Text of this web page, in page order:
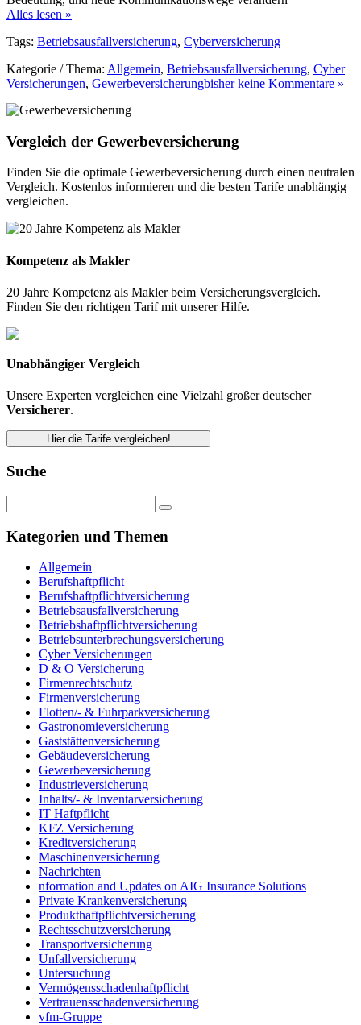
Alles lesen »
Tags: Betriebsausfallversicherung, Cyberversicherung
Kategorie / Thema: Allgemein, Betriebsausfallversicherung, Cyber
Versicherungen, Gewerbeversicherungbisher keine Kommentare »
Vergleich der Gewerbeversicherung
Finden Sie die optimale Gewerbeversicherung durch einen neutralen
Vergleich. Kostenlos informieren und die besten Tarife unabhängig
vergleichen.
Kompetenz als Makler
20 Jahre Kompetenz als Makler beim Versicherungsvergleich.
Finden Sie den richtigen Tarif mit unserer Hilfe.
Unabhängiger Vergleich
Unsere Experten vergleichen eine Vielzahl großer deutscher
Versicherer.
Hier die Tarife vergleichen!
Suche
Kategorien und Themen
Allgemein
Berufshaftpflicht
Berufshaftpflichtversicherung
Betriebsausfallversicherung
Betriebshaftpflichtversicherung
Betriebsunterbrechungsversicherung
Cyber Versicherungen
D & O Versicherung
Firmenrechtschutz
Firmenversicherung
Flotten/- & Fuhrparkversicherung
Gastronomieversicherung
Gaststättenversicherung
Gebäudeversicherung
Gewerbeversicherung
Industrieversicherung
Inhalts/- & Inventarversicherung
IT Haftpflicht
KFZ Versicherung
Kreditversicherung
Maschinenversicherung
Nachrichten
nformation and Updates on AIG Insurance Solutions
Private Krankenversicherung
Produkthaftpflichtversicherung
Rechtsschutzversicherung
Transportversicherung
Unfallversicherung
Untersuchung
Vermögensschadenhaftpflicht
Vertrauensschadenversicherung
vfm-Gruppe